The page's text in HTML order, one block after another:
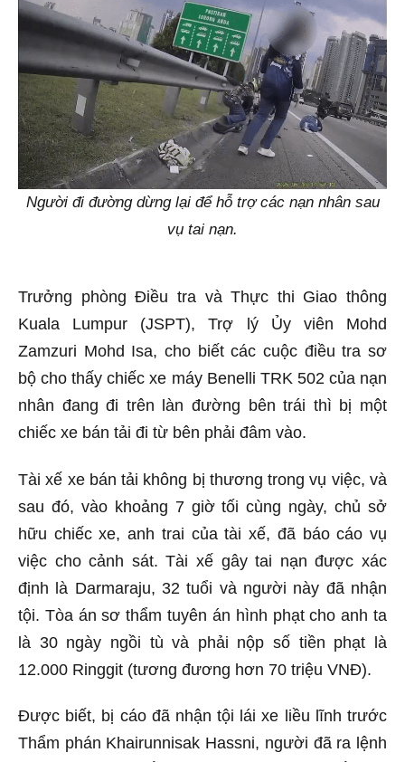
Người đi đường dừng lại để hỗ trợ các nạn nhân sau
vụ tai nạn.
Trưởng phòng Điều tra và Thực thi Giao thông
Kuala Lumpur (JSPT), Trợ lý Ủy viên Mohd
Zamzuri Mohd Isa, cho biết các cuộc điều tra sơ
bộ cho thấy chiếc xe máy Benelli TRK 502 của nạn
nhân đang đi trên làn đường bên trái thì bị một
chiếc xe bán tải đi từ bên phải đâm vào.
Tài xế xe bán tải không bị thương trong vụ việc, và
sau đó, vào khoảng 7 giờ tối cùng ngày, chủ sở
hữu chiếc xe, anh trai của tài xế, đã báo cáo vụ
việc cho cảnh sát. Tài xế gây tai nạn được xác
định là Darmaraju, 32 tuổi và người này đã nhận
tội. Tòa án sơ thẩm tuyên án hình phạt cho anh ta
là 30 ngày ngồi tù và phải nộp số tiền phạt là
12.000 Ringgit (tương đương hơn 70 triệu VNĐ).
Được biết, bị cáo đã nhận tội lái xe liều lĩnh trước
Thẩm phán Khairunnisak Hassni, người đã ra lệnh